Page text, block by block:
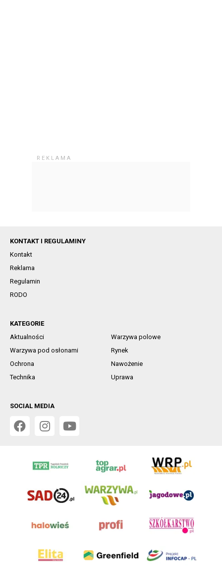
KONTAKT I REGULAMINY
Kontakt
Reklama
Regulamin
RODO
KATEGORIE
Aktualności
Warzywa polowe
Warzywa pod osłonami
Rynek
Ochrona
Nawożenie
Technika
Uprawa
SOCIAL MEDIA